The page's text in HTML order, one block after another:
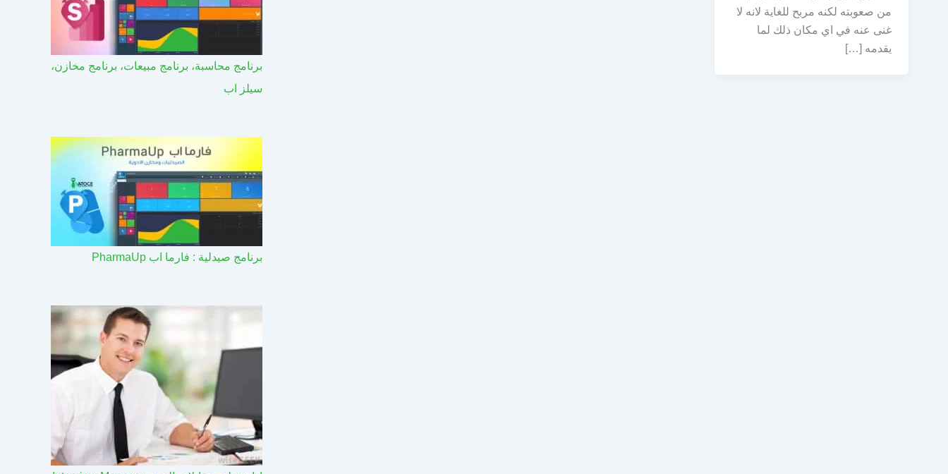
من صعوبته لكنه مربح للغاية لانه لا
غنى عنه في اي مكان ذلك لما
يقدمه […]
برنامج محاسبة، برنامج مبيعات، برنامج مخازن،
سيلز اب
برنامج صيدلية : فارما اب PharmaUp​